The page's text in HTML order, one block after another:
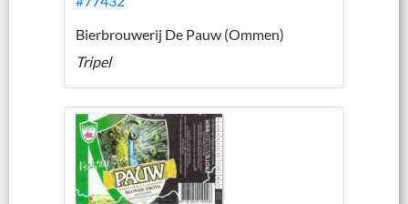
Bierbrouwerij De Pauw (Ommen)
Tripel